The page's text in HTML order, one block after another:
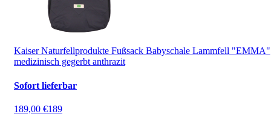
Kaiser Naturfellprodukte Fußsack Babyschale Lammfell
medizinisch gegerbt anthrazit
Sofort lieferbar
189,00 €189